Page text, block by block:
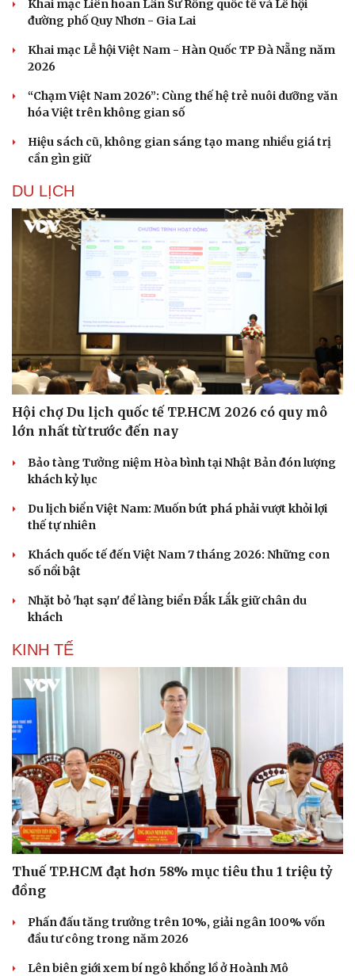
Tư vấn
Săn Tour
check-in
Hạt giống tâm hồn
Khai mạc Liên hoan Lân Sư Rồng quốc tế và Lễ hội
đường phố Quy Nhơn - Gia Lai
Khai mạc Lễ hội Việt Nam - Hàn Quốc TP Đà Nẵng năm
2026
“Chạm Việt Nam 2026”: Cùng thế hệ trẻ nuôi dưỡng văn
hóa Việt trên không gian số
Hiệu sách cũ, không gian sáng tạo mang nhiều giá trị
cần gìn giữ
DU LỊCH
Hội chợ Du lịch quốc tế TP.HCM 2026 có quy mô
lớn nhất từ trước đến nay
Bảo tàng Tưởng niệm Hòa bình tại Nhật Bản đón lượng
khách kỷ lục
Du lịch biển Việt Nam: Muốn bứt phá phải vượt khỏi lợi
thế tự nhiên
Khách quốc tế đến Việt Nam 7 tháng 2026: Những con
số nổi bật
Nhặt bỏ 'hạt sạn' để làng biển Đắk Lắk giữ chân du
khách
KINH TẾ
Thuế TP.HCM đạt hơn 58% mục tiêu thu 1 triệu tỷ
đồng
Phấn đấu tăng trưởng trên 10%, giải ngân 100% vốn
đầu tư công trong năm 2026
Lên biên giới xem bí ngô khổng lồ ở Hoành Mô